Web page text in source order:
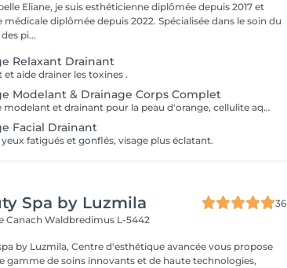
Eliane, je suis esthéticienne diplômée depuis 2017 et
médicale diplômée depuis 2022. Spécialisée dans le soin du
pi...
Relaxant Drainant
et aide drainer les toxines .
Modelant & Drainage Corps Complet
Massage modelant et drainant pour la peau d'orange, cellulite aqueuse et raffermissante. Aide drainer la lymphe, toxines du corps et rétention d'eau.
Facial Drainant
yeux fatigués et gonflés, visage plus éclatant.
Spa by Luzmila
36
CanachWaldbredimus L-5442
by Luzmila, Centre d'esthétique avancée vous propose
gamme de soins innovants et de haute technologies,